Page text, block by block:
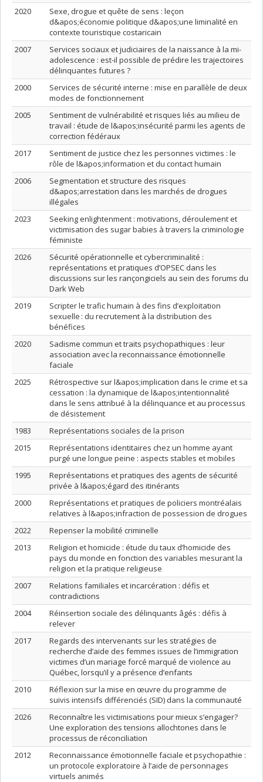
2020
Sexe, drogue et quête de sens : leçon
d&apos;économie politique d&apos;une liminalité en
contexte touristique costaricain
2007
Services sociaux et judiciaires de la naissance à la mi-
adolescence : est-il possible de prédire les trajectoires
délinquantes futures ?
2000
Services de sécurité interne : mise en parallèle de deux
modes de fonctionnement
2005
Sentiment de vulnérabilité et risques liés au milieu de
travail : étude de l&apos;insécurité parmi les agents de
correction fédéraux
2017
Sentiment de justice chez les personnes victimes : le
rôle de l&apos;information et du contact humain
2006
Segmentation et structure des risques
d&apos;arrestation dans les marchés de drogues
illégales
2023
Seeking enlightenment : motivations, déroulement et
victimisation des sugar babies à travers la criminologie
féministe
2026
Sécurité opérationnelle et cybercriminalité :
représentations et pratiques d’OPSEC dans les
discussions sur les rançongiciels au sein des forums du
Dark Web
2019
Scripter le trafic humain à des fins d’exploitation
sexuelle : du recrutement à la distribution des
bénéfices
2020
Sadisme commun et traits psychopathiques : leur
association avec la reconnaissance émotionnelle
faciale
2025
Rétrospective sur l&apos;implication dans le crime et sa
cessation : la dynamique de l&apos;intentionnalité
dans le sens attribué à la délinquance et au processus
de désistement
1983
Représentations sociales de la prison
2015
Représentations identitaires chez un homme ayant
purgé une longue peine : aspects stables et mobiles
1995
Représentations et pratiques des agents de sécurité
privée à l&apos;égard des itinérants
2000
Représentations et pratiques de policiers montréalais
relatives à l&apos;infraction de possession de drogues
2022
Repenser la mobilité criminelle
2013
Religion et homicide : étude du taux d’homicide des
pays du monde en fonction des variables mesurant la
religion et la pratique religieuse
2007
Relations familiales et incarcération : défis et
contradictions
2004
Réinsertion sociale des délinquants âgés : défis à
relever
2017
Regards des intervenants sur les stratégies de
recherche d’aide des femmes issues de l’immigration
victimes d’un mariage forcé marqué de violence au
Québec, lorsqu’il y a présence d’enfants
2010
Réflexion sur la mise en œuvre du programme de
suivis intensifs différenciés (SID) dans la communauté
2026
Reconnaître les victimisations pour mieux s’engager?
Une exploration des tensions allochtones dans le
processus de réconciliation
2012
Reconnaissance émotionnelle faciale et psychopathie :
un protocole exploratoire à l’aide de personnages
virtuels animés